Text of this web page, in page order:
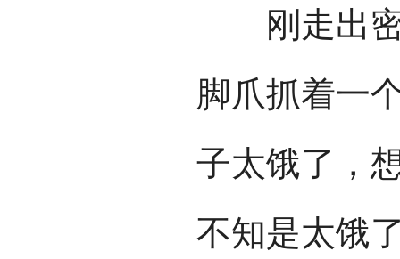
刚走出密
脚爪抓着一
子太饿了，
不知是太饿